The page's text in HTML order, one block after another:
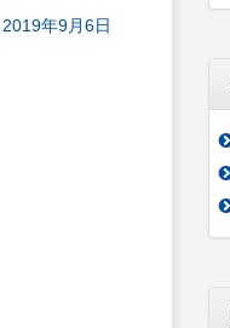
2019年9月6日